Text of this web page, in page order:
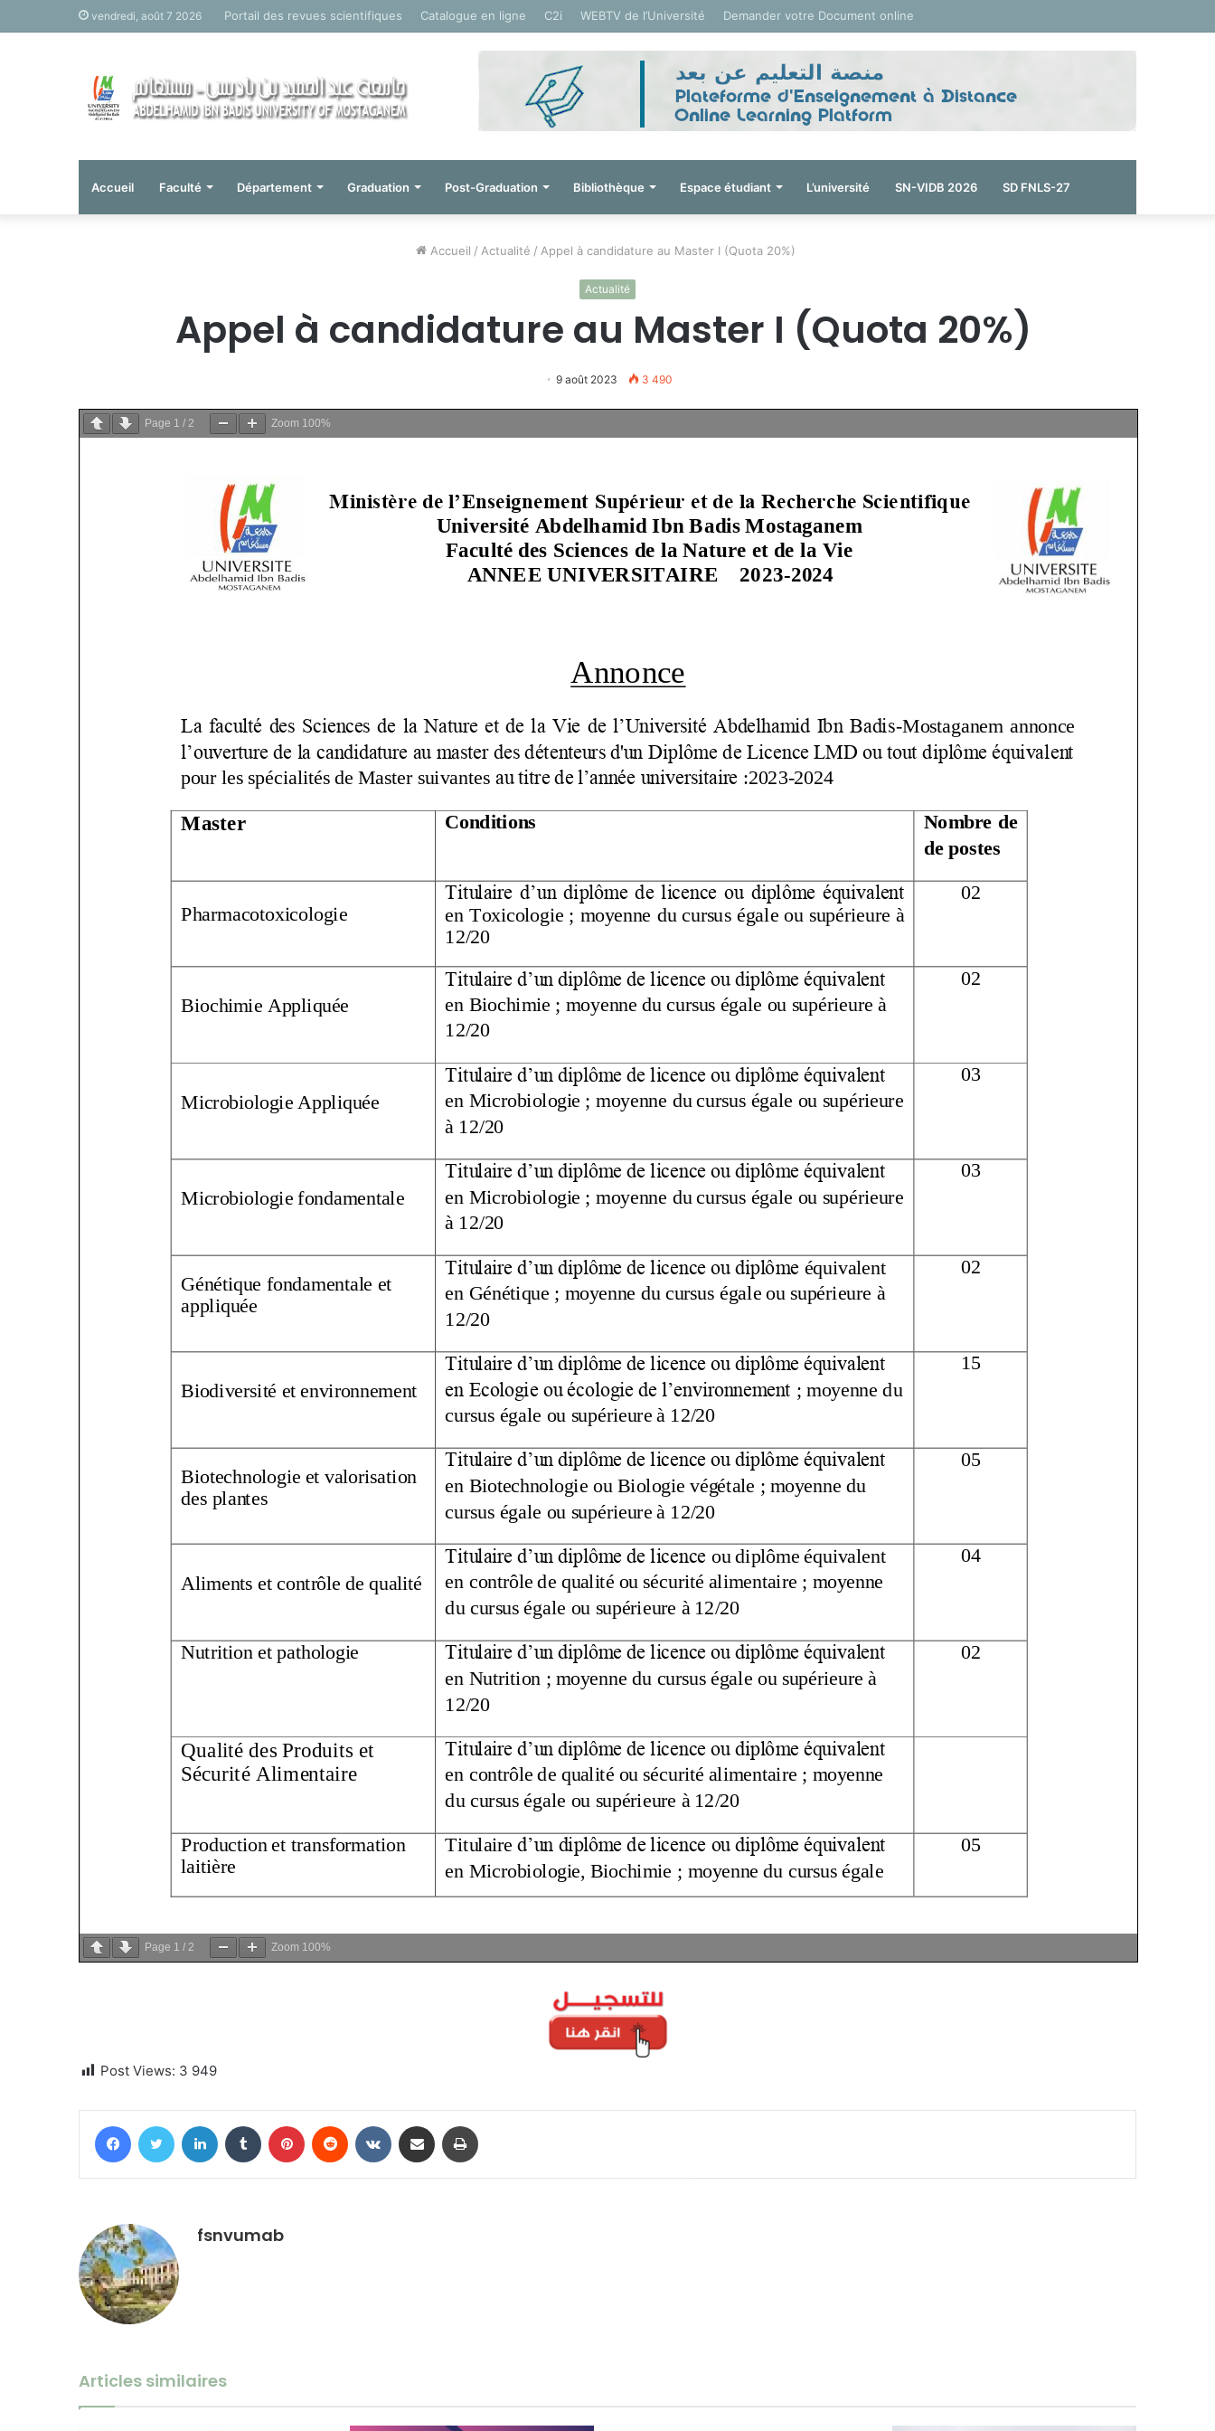
vendredi, août 7 2026 Portail des revues scientifiques Catalogue en ligne C2i WEBTV de l’Université Demander votre Document online
Accueil Faculté Département Graduation Post-Graduation Bibliothèque Espace étudiant L’université SN-VIDB 2026 SD FNLS-27
Accueil / Actualité / Appel à candidature au Master I (Quota 20%)
Actualité
Appel à candidature au Master I (Quota 20%)
9 août 2023 3 490
Page 1 / 2 Zoom 100%
Page 1 / 2 Zoom 100%
Post Views: 3 949
FacebookTwitter Linkedin Tumblr Pinterest Reddit VKontaktePartager par email
fsnvumab
Articles similaires